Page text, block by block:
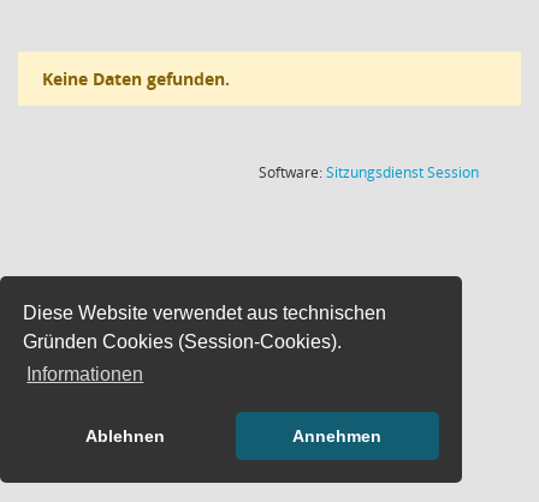
Diese Website verwendet aus technischen
Gründen Cookies (Session-Cookies).
Informationen
Ablehnen Annehmen
Keine Daten gefunden.
Software:SitzungsdienstSession(Wird in